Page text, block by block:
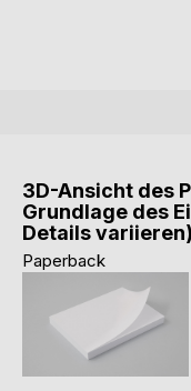
3D-Ansicht des
Grundlage des
Details variieren)
Paperback